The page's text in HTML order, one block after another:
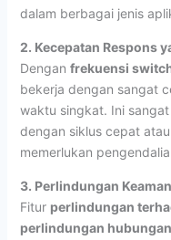
dalam berbagai jenis
2. Kecepatan Respons
Dengan frekuensi
bekerja dengan sangat
waktu singkat. Ini
dengan siklus cepat
memerlukan
3. Perlindungan
Fitur perlindungan
perlindungan